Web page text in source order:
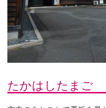
たかはしたまご